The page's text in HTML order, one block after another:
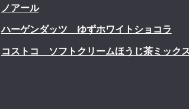
ノアール
ハーゲンダッツ ゆずホワイトショコラ
コストコ ソフトクリームほうじ茶ミック